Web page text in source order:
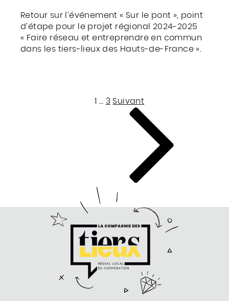
Retour sur l’événement « Sur le pont », point
d’étape pour le projet régional 2024-2025
« Faire réseau et entreprendre en commun
dans les tiers-lieux des Hauts-de-France ».
Page
1 Page
3 Suivant